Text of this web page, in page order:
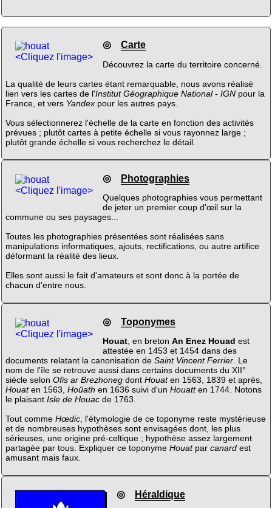
<Cliquez l'image>
◎ Carte
Découvrez la carte du territoire concerné.
La qualité de leurs cartes étant remarquable, nous avons réalisé
lien vers les cartes de l'Institut Géographique National - IGNpour la
France, et vers Yandexpour les autres pays.
Vous sélectionnerez l'échelle de la carte en fonction des activités
prévues ; plutôt cartes à petite échelle si vous rayonnez large ;
plutôt grande échelle si vous recherchez le détail.
<Cliquez l'image>
◎ Photographies
Quelques photographies vous permettant
de jeter un premier coup d'œil sur la
commune ou ses paysages...
Toutes les photographies présentées sont réalisées sans
manipulations informatiques, ajouts, rectifications, ou autre artifice
déformant la réalité des lieux.
Elles sont aussi le fait d'amateurs et sont donc à la portée de
chacun d'entre nous.
<Cliquez l'image>
◎ Toponymes
Houat, en breton An Enez Houad est
attestée en 1453 et 1454 dans des
documents relatant la canonisation de Saint Vincent Ferrier. Le
nom de l'île se retrouve aussi dans certains documents du XII°
siècle selon Ofis ar Brezhonegdont Houaten 1563, 1839 et après,
Houaten 1563, Hoüath en 1636 suivi d'un Houatten 1744. Notons
le plaisant Isle de Houacde 1763.
Tout comme Hœdic, l'étymologie de ce toponyme reste mystérieuse
et de nombreuses hypothèses sont envisagées dont, les plus
sérieuses, une origine pré-celtique ; hypothèse assez largement
partagée par tous. Expliquer ce toponyme Houatpar canardest
amusant mais faux.
◎ Héraldique